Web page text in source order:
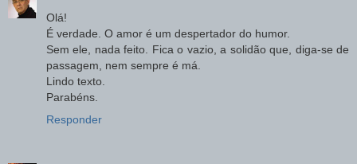
Olá!
É verdade. O amor é um despertador do humor.
Sem ele, nada feito. Fica o vazio, a solidão que, diga-se de
passagem, nem sempre é má.
Lindo texto.
Parabéns.
Responder